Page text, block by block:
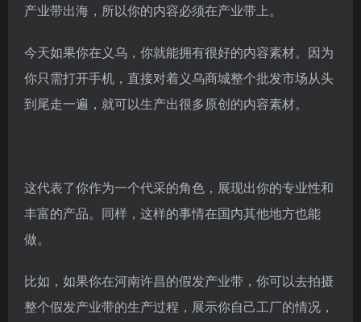
产业带出海，所以你的内容必须在产业带上。
今天如果你在义乌，你就能拥有很好的内容素材。因为
你只需打开手机，直接对着义乌商城整个批发市场从头
到尾走一遍，就可以生产出很多原创的内容素材。
这代表了你作为一个代采的角色，展现出你的专业性和
丰富的产品。同样，这样的事情在国内其他地方也能
做。
比如，如果你在河南许昌的假发产业带，你可以去拍摄
整个假发产业带的生产过程，展示你自己工厂的情况，